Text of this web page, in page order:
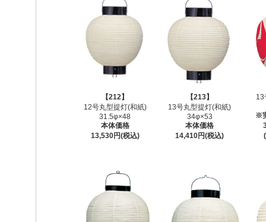
【212】
12号丸型提灯(和紙)
31.5φ×48
本体価格
13,530円(税込)
【213】
13号丸型提灯(和紙)
34φ×53
本体価格
14,410円(税込)
13
※